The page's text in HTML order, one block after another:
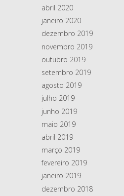
abril 2020
janeiro 2020
dezembro 2019
novembro 2019
outubro 2019
setembro 2019
agosto 2019
julho 2019
junho 2019
maio 2019
abril 2019
março 2019
fevereiro 2019
janeiro 2019
dezembro 2018